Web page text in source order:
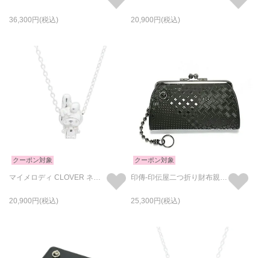
36,300 20,900
クーポン対象
20,900
クーポン対象
25,300